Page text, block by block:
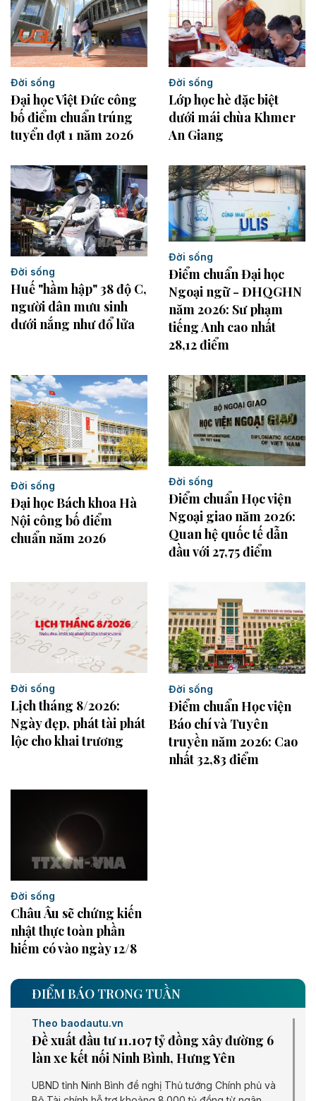
Đời sống
Đại học Việt Đức công
bố điểm chuẩn trúng
tuyển đợt 1 năm 2026
Đời sống
Lớp học hè đặc biệt
dưới mái chùa Khmer
An Giang
Đời sống
Huế "hầm hập" 38 độ C,
người dân mưu sinh
dưới nắng như đổ lửa
Đời sống
Điểm chuẩn Đại học
Ngoại ngữ - ĐHQGHN
năm 2026: Sư phạm
tiếng Anh cao nhất
28,12 điểm
Đời sống
Đại học Bách khoa Hà
Nội công bố điểm
chuẩn năm 2026
Đời sống
Điểm chuẩn Học viện
Ngoại giao năm 2026:
Quan hệ quốc tế dẫn
đầu với 27,75 điểm
Đời sống
Lịch tháng 8/2026:
Ngày đẹp, phát tài phát
lộc cho khai trương
Đời sống
Điểm chuẩn Học viện
Báo chí và Tuyên
truyền năm 2026: Cao
nhất 32,83 điểm
Đời sống
Châu Âu sẽ chứng kiến
nhật thực toàn phần
hiếm có vào ngày 12/8
ĐIỂM BÁO TRONG TUẦN
Theo baodautu.vn
Đề xuất đầu tư 11.107 tỷ đồng xây đường 6
làn xe kết nối Ninh Bình, Hưng Yên
UBND tỉnh Ninh Bình đề nghị Thủ tướng Chính phủ và